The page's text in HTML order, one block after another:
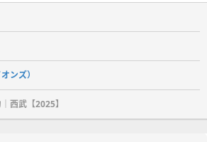
ンズ）
西武【2025】